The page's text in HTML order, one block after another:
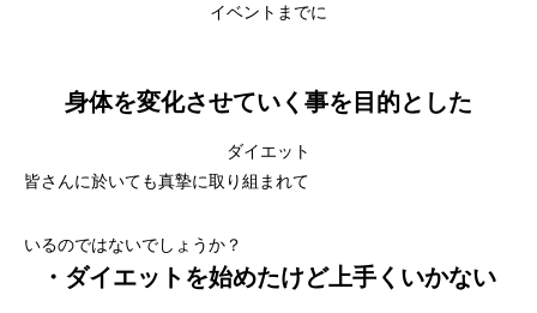
イベントまでに
身体を変化させていく事を目的とした
ダイエット
皆さんに於いても真摯に取り組まれて
いるのではないでしょうか？
・ダイエットを始めたけど上手くいかない